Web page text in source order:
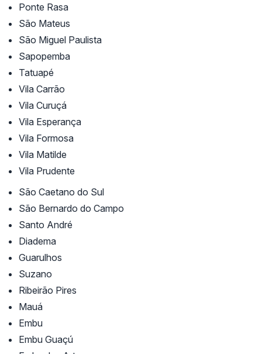
Ponte Rasa
São Mateus
São Miguel Paulista
Sapopemba
Tatuapé
Vila Carrão
Vila Curuçá
Vila Esperança
Vila Formosa
Vila Matilde
Vila Prudente
São Caetano do Sul
São Bernardo do Campo
Santo André
Diadema
Guarulhos
Suzano
Ribeirão Pires
Mauá
Embu
Embu Guaçú